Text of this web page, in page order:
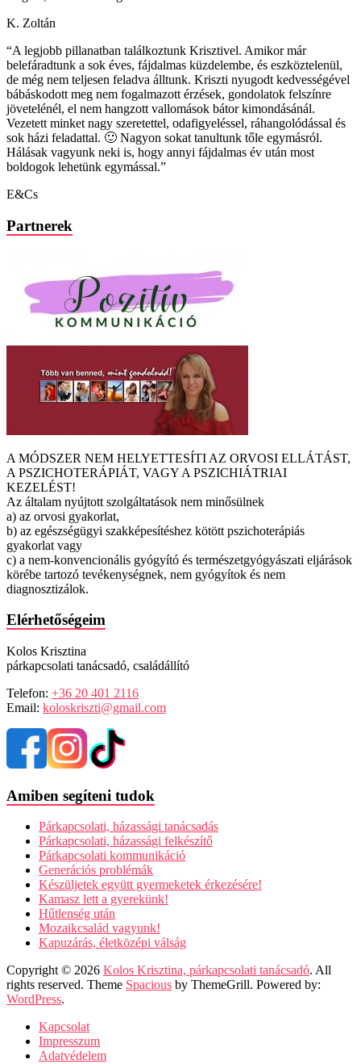
K. Zoltán
“A legjobb pillanatban találkoztunk Krisztivel. Amikor már
belefáradtunk a sok éves, fájdalmas küzdelembe, és eszköztelenül,
de még nem teljesen feladva álltunk. Kriszti nyugodt kedvességével
bábáskodott meg nem fogalmazott érzések, gondolatok felszínre
jövetelénél, el nem hangzott vallomások bátor kimondásánál.
Vezetett minket nagy szeretettel, odafigyeléssel, ráhangolódással és
sok házi feladattal. 🙂 Nagyon sokat tanultunk tőle egymásról.
Hálásak vagyunk neki is, hogy annyi fájdalmas év után most
boldogok lehetünk egymással.”
E&Cs
Partnerek
A MÓDSZER NEM HELYETTESÍTI AZ ORVOSI ELLÁTÁST,
A PSZICHOTERÁPIÁT, VAGY A PSZICHIÁTRIAI
KEZELÉST!
Az általam nyújtott szolgáltatások nem minősülnek
a) az orvosi gyakorlat,
b) az egészségügyi szakképesítéshez kötött pszichoterápiás
gyakorlat vagy
c) a nem-konvencionális gyógyító és természetgyógyászati eljárások
körébe tartozó tevékenységnek, nem gyógyítok és nem
diagnosztizálok.
Elérhetőségeim
Kolos Krisztina
párkapcsolati tanácsadó, családállító
Telefon: +36 20 401 2116
Email: koloskriszti@gmail.com
Amiben segíteni tudok
Párkapcsolati, házassági tanácsadás
Párkapcsolati, házassági felkészítő
Párkapcsolati kommunikáció
Generációs problémák
Készüljetek együtt gyermeketek érkezésére!
Kamasz lett a gyerekünk!
Hűtlenség után
Mozaikcsalád vagyunk!
Kapuzárás, életközépi válság
Copyright © 2026 Kolos Krisztina, párkapcsolati tanácsadó. All
rights reserved. Theme Spacious by ThemeGrill. Powered by:
WordPress.
Kapcsolat
Impresszum
Adatvédelem